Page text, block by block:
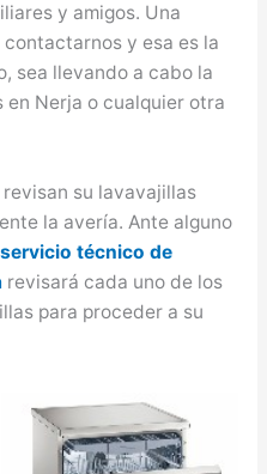
y amigos. Una
y esa es la
sea llevando a cabo la
Nerja o cualquier otra
su lavavajillas
la avería. Ante alguno
servicio técnico de
revisará cada uno de los
para proceder a su